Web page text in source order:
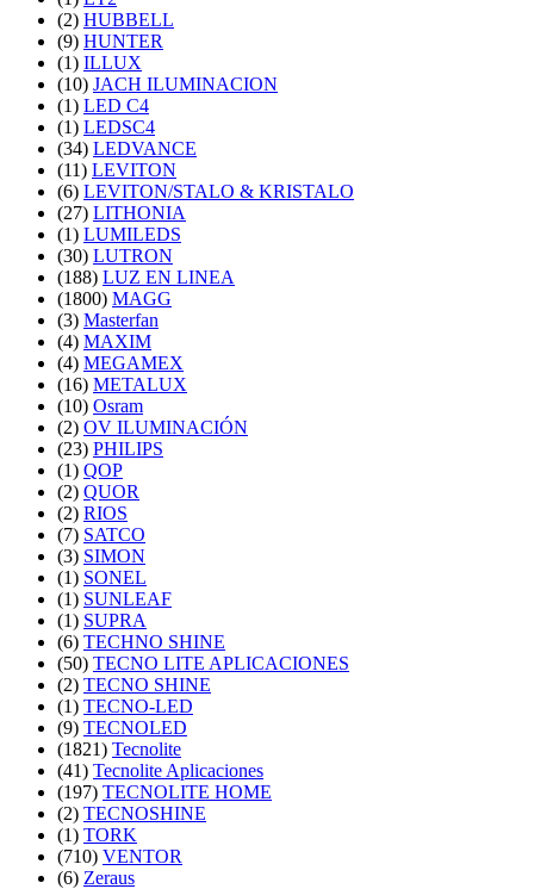
(2) HUBBELL
(9) HUNTER
(1) ILLUX
(10) JACH ILUMINACION
(1) LED C4
(1) LEDSC4
(34) LEDVANCE
(11) LEVITON
(6) LEVITON/STALO & KRISTALO
(27) LITHONIA
(1) LUMILEDS
(30) LUTRON
(188) LUZ EN LINEA
(1800) MAGG
(3) Masterfan
(4) MAXIM
(4) MEGAMEX
(16) METALUX
(10) Osram
(2) OV ILUMINACIÓN
(23) PHILIPS
(1) QOP
(2) QUOR
(2) RIOS
(7) SATCO
(3) SIMON
(1) SONEL
(1) SUNLEAF
(1) SUPRA
(6) TECHNO SHINE
(50) TECNO LITE APLICACIONES
(2) TECNO SHINE
(1) TECNO-LED
(9) TECNOLED
(1821) Tecnolite
(41) Tecnolite Aplicaciones
(197) TECNOLITE HOME
(2) TECNOSHINE
(1) TORK
(710) VENTOR
(6) Zeraus